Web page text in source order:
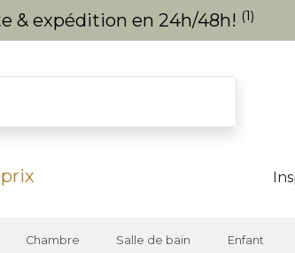
& expédition en 24h/48h! (1)
Chambre Salle de bain Enfant